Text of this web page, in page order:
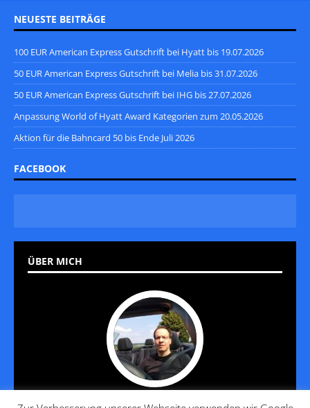
NEUESTE BEITRÄGE
100 EUR American Express Gutschrift bei Hyatt bis 19.07.2026
50 EUR American Express Gutschrift bei Melia bis 31.07.2026
50 EUR American Express Gutschrift bei IHG bis 27.07.2026
Anpassung World of Hyatt Award Kategorien zum 20.05.2026
Aktion für die Bahncard 50 bis Ende Juli 2026
FACEBOOK
ÜBER MICH